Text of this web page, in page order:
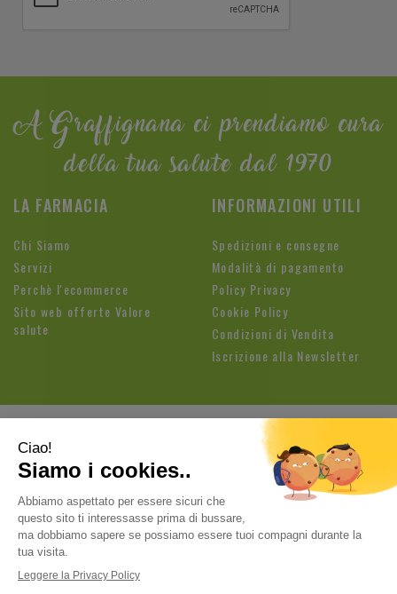
A Graffignana ci prendiamo cura
della tua salute dal 1970
LA FARMACIA
Chi Siamo
Servizi
Perchè l'ecommerce
Sito web offerte Valore
salute
INFORMAZIONI UTILI
Spedizioni e consegne
Modalità di pagamento
Policy Privacy
Cookie Policy
Condizioni di Vendita
Iscrizione alla Newsletter
Farmacia Fioroni di Brandolese Paolo
Cavallotti, 3 26813 Graffignana (LO) | Tel.: